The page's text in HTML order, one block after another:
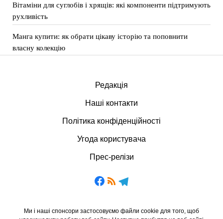
Вітаміни для суглобів і хрящів: які компоненти підтримують
рухливість
Манга купити: як обрати цікаву історію та поповнити
власну колекцію
Редакція
Наші контакти
Політика конфіденційності
Угода користувача
Прес-релізи
Ми і наші спонсори застосовуємо файли cookie для того, щоб